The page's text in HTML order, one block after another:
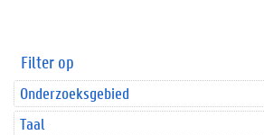
Filter op
Onderzoeksgebied
Taal